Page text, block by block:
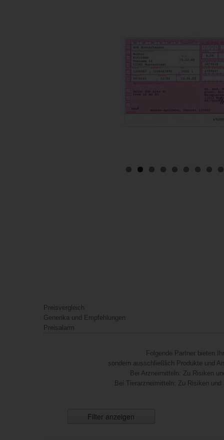
Preisvergleich
Generika und Empfehlungen
Preisalarm
Folgende Partner bieten
sondern ausschließlich Produkte und
Bei Arzneimitteln: Zu Risiken
Bei Tierarzneimitteln: Zu Risiken
Filter anzeigen